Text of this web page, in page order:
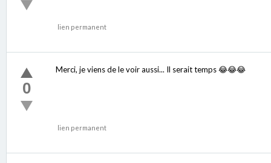
lien permanent
0
Merci, je viens de le voir aussi... Il serait temps 😂😂😂
lien permanent